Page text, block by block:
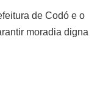
de Codó e o
moradia digna